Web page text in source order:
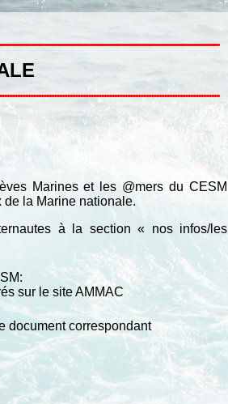
Marines et les @mers du CESM
la Marine nationale.
à la section « nos infos/les
sur le site AMMAC
document correspondant